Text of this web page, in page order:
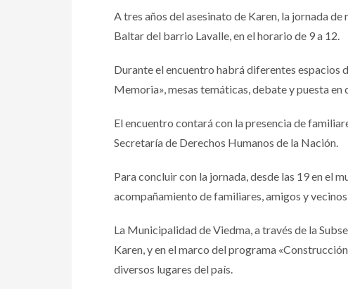
A tres años del asesinato de Karen, la jornada
Baltar del barrio Lavalle, en el horario de 9 a 12.
Durante el encuentro habrá diferentes
Memoria», mesas temáticas, debate y puesta en
El encuentro contará con la presencia de
Secretaría de Derechos Humanos de la Nación.
Para concluir con la jornada, desde las 19 en el
acompañamiento de familiares, amigos y
La Municipalidad de Viedma, a través de la
Karen, y en el marco del programa
diversos lugares del país.